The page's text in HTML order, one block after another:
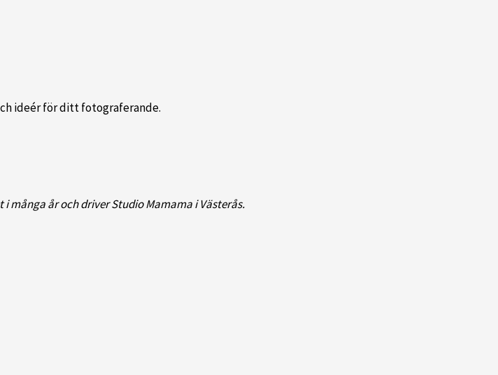
ideér för ditt fotograferande.
många år och driver Studio Mamama i Västerås.